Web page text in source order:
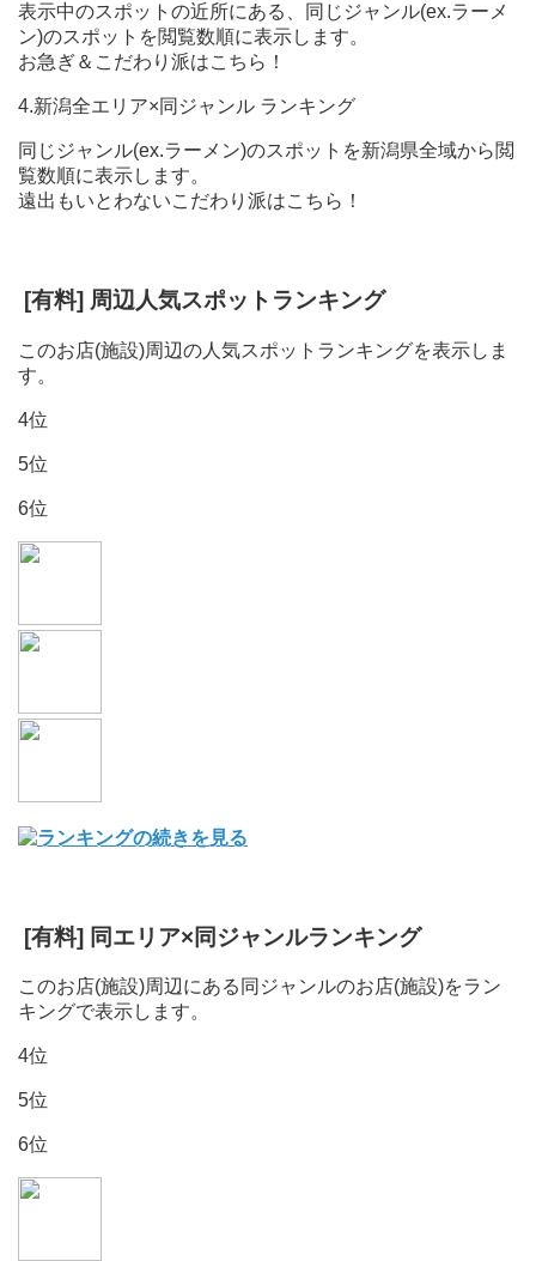
表示中のスポットの近所にある、同じジャンル(ex.ラーメ
ン)のスポットを閲覧数順に表示します。
お急ぎ＆こだわり派はこちら！
4.新潟全エリア×同ジャンル ランキング
同じジャンル(ex.ラーメン)のスポットを新潟県全域から閲
覧数順に表示します。
遠出もいとわないこだわり派はこちら！
[有料] 周辺人気スポットランキング
このお店(施設)周辺の人気スポットランキングを表示しま
す。
4位
5位
6位
[有料] 同エリア×同ジャンルランキング
このお店(施設)周辺にある同ジャンルのお店(施設)をラン
キングで表示します。
4位
5位
6位